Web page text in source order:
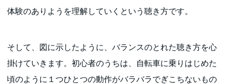
体験のありようを理解していくという聴き方です。
そして、図に示したように、バランスのとれた聴き方を心
掛けていきます。初心者のうちは、自転車に乗りはじめた
頃のように１つひとつの動作がバラバラでぎこちないもの